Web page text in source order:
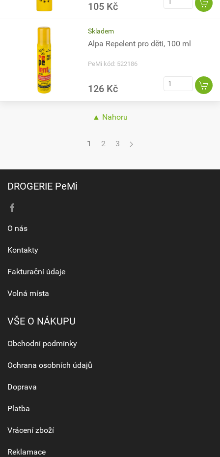
105 Kč
Skladem
Alpa Repelent pro děti, 100 ml
PeMi kód: 522186
126 Kč
▲ Nahoru
1 2 3
DROGERIE PeMi
O nás
Kontakty
Fakturační údaje
Volná místa
VŠE O NÁKUPU
Obchodní podmínky
Ochrana osobních údajů
Doprava
Platba
Vrácení zboží
Reklamace